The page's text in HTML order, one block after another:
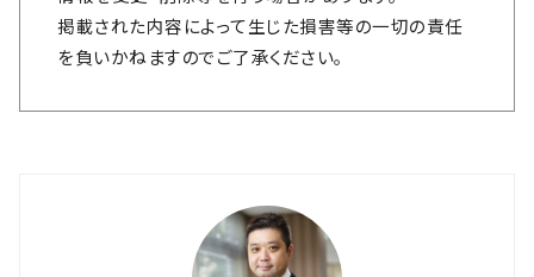
掲載された内容によって生じた損害等の一切の責任
を負いかねますのでご了承ください。